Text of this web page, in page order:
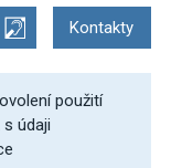
Kontakty
použití
s údaji